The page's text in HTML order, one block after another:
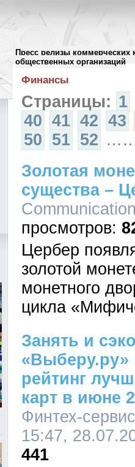
Пресс релизы коммерческих
общественных организаций
Архив пресс-релизов//
Финансы
Страницы: 1
40 41 42 43
50 51 52
Золотая
существа –
Цербер
золотой
монетного
цикла
Занять и
«Выберу.ру»
рейтинг
карт в июне
Финтех-
15:47,
441